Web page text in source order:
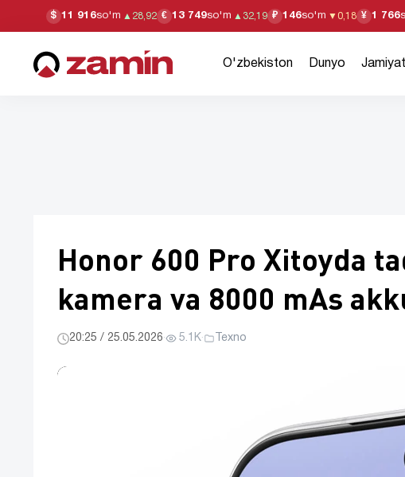
$ 11 916so'm ▲ 28,92 € 13 749so'm ▲ 32,19 ₽ 146so'm ▼ 0,18 ¥ 1 766
O'zbekiston Dunyo Jamiyat
Honor 600 Pro Xitoyda
kamera va 8000 mAs
20:25 / 25.05.2026· 5.1K· Texno